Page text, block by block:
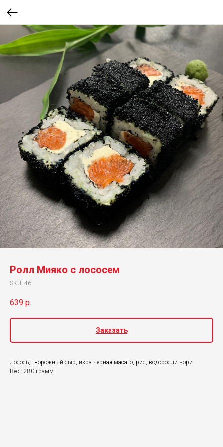
Ролл Мияко с лососем
SKU: 46
639 р.
Заказать
Лосось, творожный сыр, икра черная масаго, рис, водоросли нори
Вес : 280 грамм